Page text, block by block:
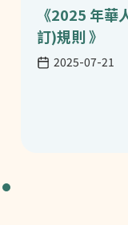
《2025 年華
訂)規則 》
日期2025-07-21